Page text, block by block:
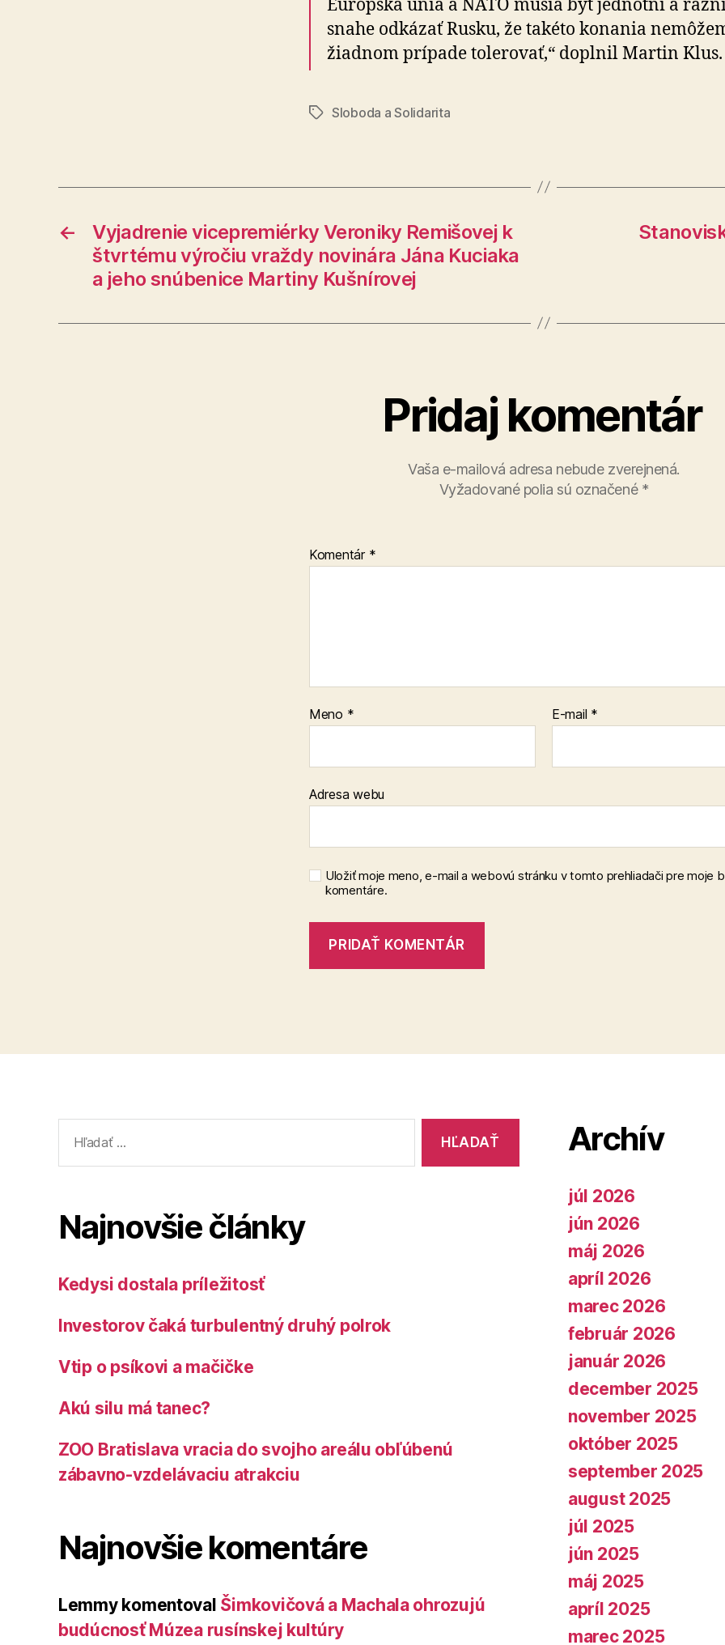
Európska únia a NATO musia byť jednotní a
snahe odkázať Rusku, že takéto konania
žiadnom prípade tolerovať,“ doplnil Martin Klus.
ZnačkySloboda a Solidarita
←
Vyjadrenie vicepremiérky Veroniky Remišovej k
štvrtému výročiu vraždy novinára Jána Kuciaka
a jeho snúbenice Martiny Kušnírovej
Pridaj komentár
Vaša e-mailová adresa nebude zverejnená.
Vyžadované polia sú označené *
Komentár *
Meno * E-mail *
Adresa webu
Uložiť moje meno, e-mail a webovú stránku v tomto prehliadači pre moje
komentáre.
Najnovšie články
Kedysi dostala príležitosť
Investorov čaká turbulentný druhý polrok
Vtip o psíkovi a mačičke
Akú silu má tanec?
ZOO Bratislava vracia do svojho areálu obľúbenú
zábavno-vzdelávaciu atrakciu
Najnovšie komentáre
Lemmykomentoval Šimkovičová a Machala ohrozujú
budúcnosť Múzea rusínskej kultúry
Archív
júl 2026
jún 2026
máj 2026
apríl 2026
marec 2026
február 2026
január 2026
december 2025
november 2025
október 2025
september 2025
august 2025
júl 2025
jún 2025
máj 2025
apríl 2025
marec 2025